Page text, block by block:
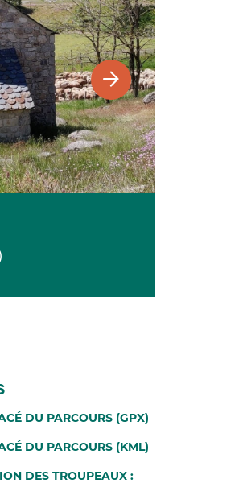
DU PARCOURS (GPX)
DU PARCOURS (KML)
DES TROUPEAUX :